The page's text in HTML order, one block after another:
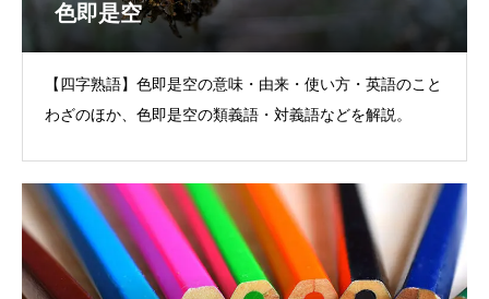
色即是空
【四字熟語】色即是空の意味・由来・使い方・英語のこと
わざのほか、色即是空の類義語・対義語などを解説。